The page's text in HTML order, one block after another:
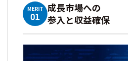
MERIT
01
成長市場への
参入と収益確保